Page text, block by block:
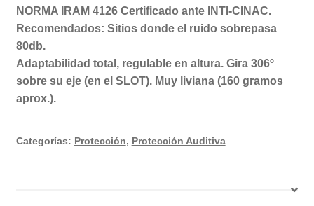
NORMA IRAM 4126 Certificado ante INTI-CINAC.
Recomendados: Sitios donde el ruido sobrepasa
80db.
Adaptabilidad total, regulable en altura. Gira 306º
sobre su eje (en el SLOT). Muy liviana (160 gramos
aprox.).
Categorías: Protección, Protección Auditiva